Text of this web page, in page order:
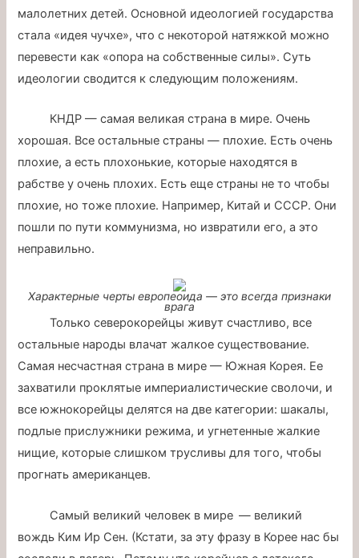
малолетних детей. Основной идеологией государства
стала «идея чучхе», что с некоторой натяжкой можно
перевести как «опора на собственные силы». Суть
идеологии сводится к следующим положениям.
КНДР — самая великая страна в мире. Очень
хорошая. Все остальные страны — плохие. Есть очень
плохие, а есть плохонькие, которые находятся в
рабстве у очень плохих. Есть еще страны не то чтобы
плохие, но тоже плохие. Например, Китай и СССР. Они
пошли по пути коммунизма, но извратили его, а это
неправильно.
Характерные черты европеоида — это всегда признаки
врага
Только северокорейцы живут счастливо, все
остальные народы влачат жалкое существование.
Самая несчастная страна в мире — Южная Корея. Ее
захватили проклятые империалистические сволочи, и
все южнокорейцы делятся на две категории: шакалы,
подлые прислужники режима, и угнетенные жалкие
нищие, которые слишком трусливы для того, чтобы
прогнать американцев.
Самый великий человек в мире — великий
вождь Ким Ир Сен. (Кстати, за эту фразу в Корее нас бы